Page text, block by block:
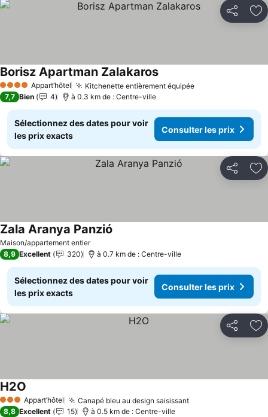
Partager
4 Étoiles Appart’hôtel Kitchenette entièrement équipéeConsulter les
Borisz Apartman ZalakarosConsulter les prix
7,7 Bien 4 à 0.3 km de : Centre-ville
Sélectionnez des dates pour voir
les prix exacts
Consulter les prix
Partager
Maison/appartement entier
Zala Aranya Panzió
8,9 Excellent 320 à 0.7 km de : Centre-ville
Sélectionnez des dates pour voir
les prix exacts
Consulter les prix
Partager
3 ÉtoilesAppart’hôtel Canapé bleu au design saisissantConsulter les prix
H2O
8,8 Excellent 15 à 0.5 km de : Centre-ville